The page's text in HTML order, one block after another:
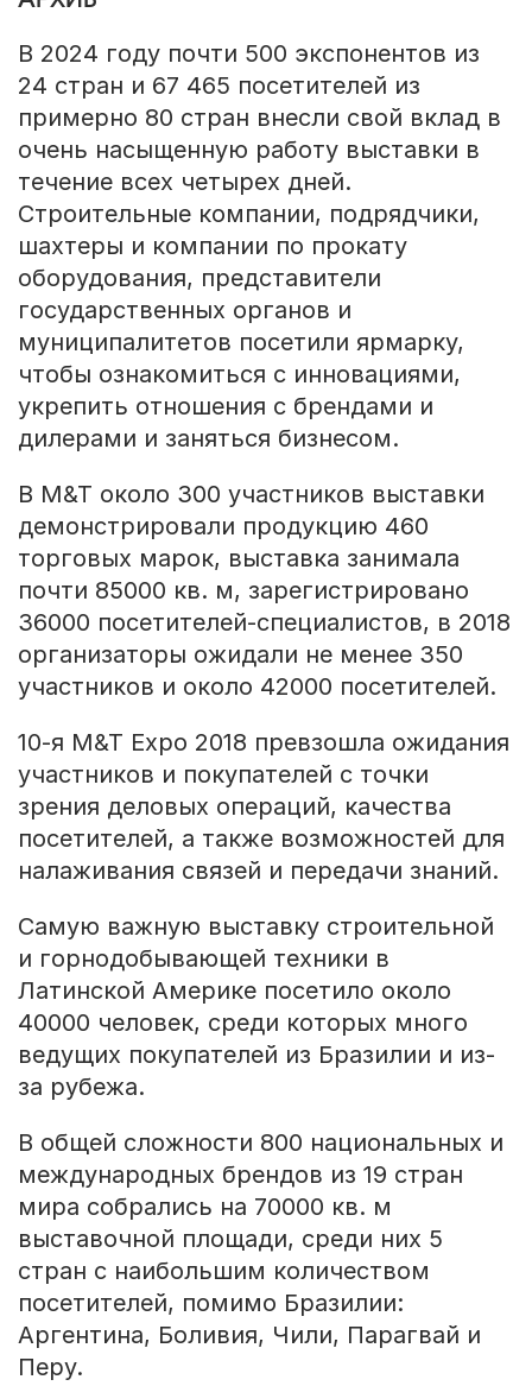
В 2024 году почти 500 экспонентов из
24 стран и 67 465 посетителей из
примерно 80 стран внесли свой вклад в
очень насыщенную работу выставки в
течение всех четырех дней.
Строительные компании, подрядчики,
шахтеры и компании по прокату
оборудования, представители
государственных органов и
муниципалитетов посетили ярмарку,
чтобы ознакомиться с инновациями,
укрепить отношения с брендами и
дилерами и заняться бизнесом.
В M&T около 300 участников выставки
демонстрировали продукцию 460
торговых марок, выставка занимала
почти 85000 кв. м, зарегистрировано
36000 посетителей-специалистов, в 2018
организаторы ожидали не менее 350
участников и около 42000 посетителей.
10-я M&T Expo 2018 превзошла ожидания
участников и покупателей с точки
зрения деловых операций, качества
посетителей, а также возможностей для
налаживания связей и передачи знаний.
Самую важную выставку строительной
и горнодобывающей техники в
Латинской Америке посетило около
40000 человек, среди которых много
ведущих покупателей из Бразилии и из-
за рубежа.
В общей сложности 800 национальных и
международных брендов из 19 стран
мира собрались на 70000 кв. м
выставочной площади, среди них 5
стран с наибольшим количеством
посетителей, помимо Бразилии:
Аргентина, Боливия, Чили, Парагвай и
Перу.